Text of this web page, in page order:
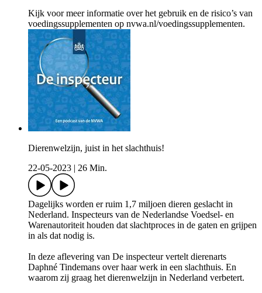
Kijk voor meer informatie over het gebruik en de risico’s van
voedingssupplementen op nvwa.nl/voedingssupplementen.
Dierenwelzijn, juist in het slachthuis!
22-05-2023
26 Min.
Dagelijks worden er ruim 1,7 miljoen dieren geslacht in
Nederland. Inspecteurs van de Nederlandse Voedsel- en
Warenautoriteit houden dat slachtproces in de gaten en grijpen
in als dat nodig is.
In deze aflevering van De inspecteur vertelt dierenarts
Daphné Tindemans over haar werk in een slachthuis. En
waarom zij graag het dierenwelzijn in Nederland verbetert.